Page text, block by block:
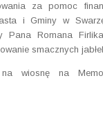
za pomoc
i Gminy w
Pana Romana
smacznych
wiosnę na